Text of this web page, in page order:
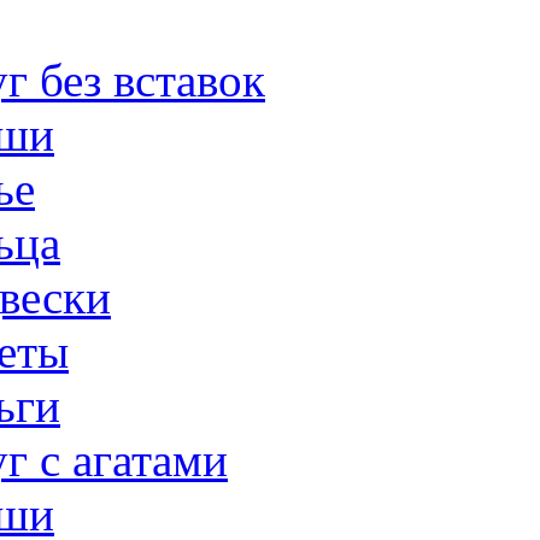
без вставок
с агатами